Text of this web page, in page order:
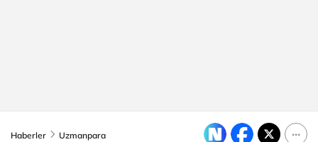
Haberler Uzmanpara